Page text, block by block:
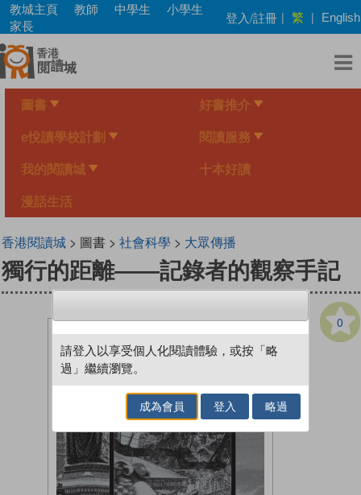
Skip
main
content
教城主頁 教師 中學生
小學生
家長
登入/註冊 | 繁 | English
圖書 好書推介
e悅讀學校計劃 閱讀服務
我的閱讀城 十本好讀
漫話生活
香港閱讀城> 圖書 > 社會科學 > 大眾傳播
獨行的距離——記錄者的觀察手記
0
請登入以享受個人化閱讀體驗，或按「略
過」繼續瀏覽。
成為會員 登入 略過